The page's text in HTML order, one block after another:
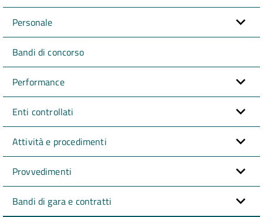
Personale
Bandi di concorso
Performance
Enti controllati
Attività e procedimenti
Provvedimenti
Bandi di gara e contratti